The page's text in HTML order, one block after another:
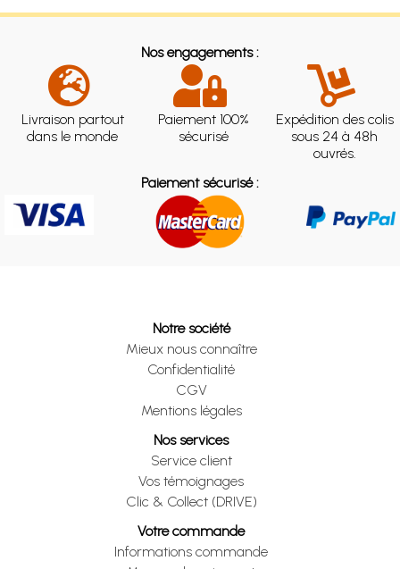
Nos engagements :
Livraison partout
dans le monde
Paiement 100%
sécurisé
Expédition des colis
sous 24 à 48h
ouvrés.
Paiement sécurisé :
Notre société
Mieux nous connaître
Confidentialité
CGV
Mentions légales
Nos services
Service client
Vos témoignages
Clic & Collect (DRIVE)
Votre commande
Informations commande